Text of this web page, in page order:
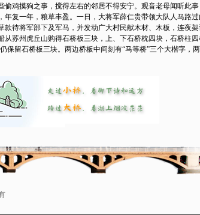
鸡摸狗之事，搅得左右的邻居不得安宁。观音老母闻听此事
复一年，粮草丰盈。一日，大将军薛仁贵带领大队人马路
待将军部下及军马，并发动广大村民献木材、木板，连夜
苏州虎丘山购得石桥板三块，上、下石桥枕四块，石桥柱四
保留石桥板三块。两边桥板中间刻有“马等桥”三个大楷字，